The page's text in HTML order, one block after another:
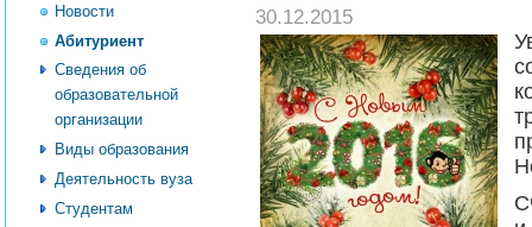
Новости
Абитуриент
Сведения об
образовательной
организации
Виды образования
Деятельность вуза
Студентам
30.12.2015